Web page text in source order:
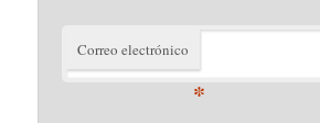
Correo electrónico
*